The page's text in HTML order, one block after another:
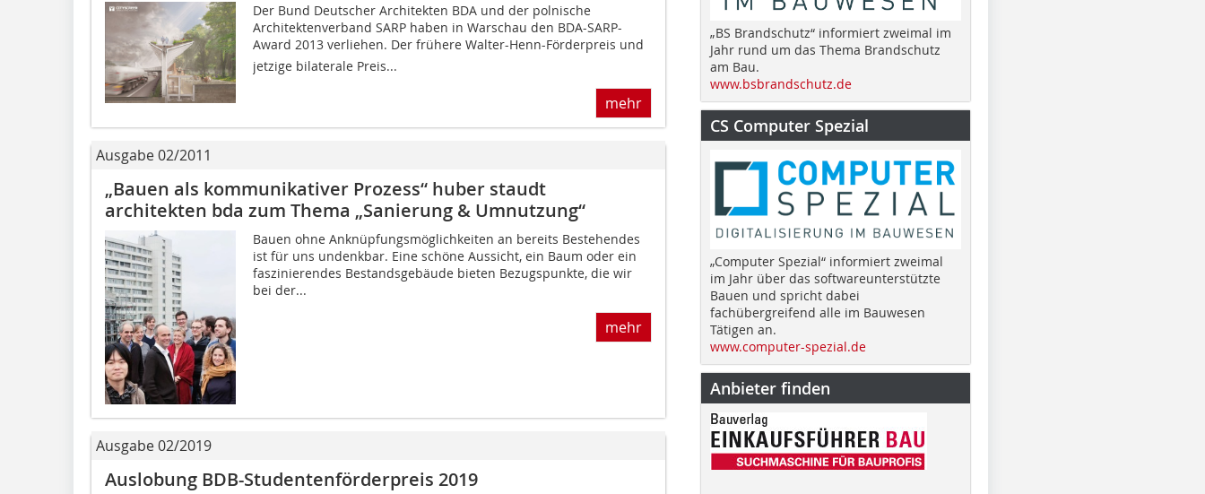
Der Bund Deutscher Architekten BDA und der polnische
Architektenverband SARP haben in Warschau den BDA-SARP-
Award 2013 verliehen. Der frühere Walter-Henn-Förderpreis und
jetzige bilaterale Preis...
mehr
Ausgabe 02/2011
„Bauen als kommunikativer Prozess“ huber staudt
architekten bda zum Thema „Sanierung & Umnutzung“
Bauen ohne Anknüpfungsmöglichkeiten an bereits Bestehendes
ist für uns undenkbar. Eine schöne Aussicht, ein Baum oder ein
faszinierendes Bestandsgebäude bieten Bezugspunkte, die wir
bei der...
mehr
Ausgabe 02/2019
Auslobung BDB-Studentenförderpreis 2019
„BS Brandschutz“ informiert zweimal im
Jahr rund um das Thema Brandschutz
am Bau.
www.bsbrandschutz.de
CS Computer Spezial
„Computer Spezial“ informiert zweimal
im Jahr über das softwareunterstützte
Bauen und spricht dabei
fachübergreifend alle im Bauwesen
Tätigen an.
www.computer-spezial.de
Anbieter finden